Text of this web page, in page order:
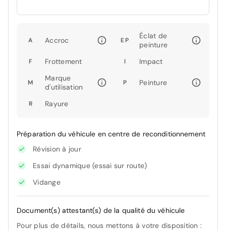
A Accroc EP
Éclat de
peinture
F Frottement I Impact
M
Marque
d'utilisation
P Peinture
R Rayure
Préparation du véhicule en centre de reconditionnement
Révision à jour
Essai dynamique (essai sur route)
Vidange
Document(s) attestant(s) de la qualité du véhicule
Pour plus de détails, nous mettons à votre disposition :